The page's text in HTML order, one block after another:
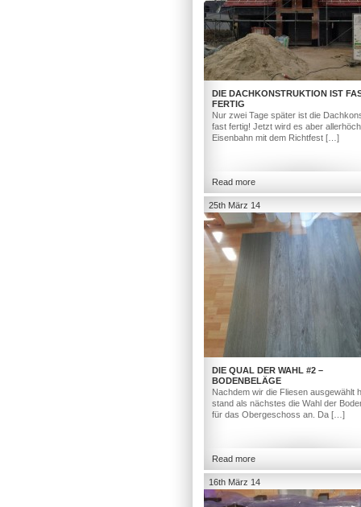
DIE DACHKONSTRUKTION IST
FERTIG
Nur zwei Tage später ist die
fast fertig! Jetzt wird es aber
Eisenbahn mit dem Richtfest […]
Read more
25th März 14
DIE QUAL DER WAHL #2 –
BODENBELÄGE
Nachdem wir die Fliesen ausgewählt
stand als nächstes die Wahl der
für das Obergeschoss an. Da […]
Read more
16th März 14